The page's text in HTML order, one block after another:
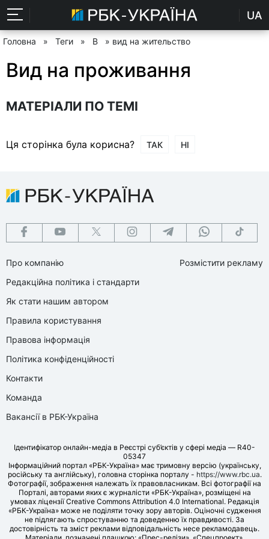
UA
Головна » Теги » В » вид на жительство
Вид на проживання
МАТЕРІАЛИ ПО ТЕМІ
Ця сторінка була корисна? ТАК НІ
Про компанію
Редакційна політика і стандарти
Як стати нашим автором
Правила користування
Правова інформація
Політика конфіденційності
Контакти
Команда
Вакансії в РБК-Україна
Розмістити рекламу
Ідентифікатор онлайн-медіа в Реєстрі суб’єктів у сфері медіа — R40-
05347
Інформаційний портал «РБК-Україна» має тримовну версію (українську,
російську та англійську), головна сторінка порталу - https://www.rbc.ua.
Фотографії, зображення належать їх правовласникам. Всі фотографії на
Порталі, авторами яких є журналісти «РБК-Україна», розміщені на
умовах ліцензії Creative Commons Attribution 4.0 International. Редакція
«РБК-Україна» може не поділяти точку зору авторів. Оціночні судження
не підлягають спростуванню та доведенню їх правдивості. За
достовірність та зміст реклами відповідальність несе рекламодавець.